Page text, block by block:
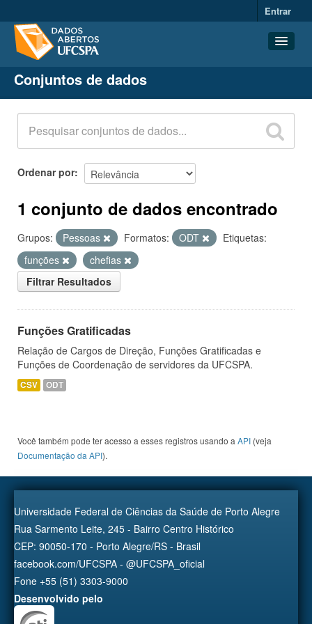
Entrar
Conjuntos de dados
Organizações
Grupos
Sobre
Conjuntos de dados
Ordenar por
1 conjunto de dados encontrado
Grupos: Pessoas Formatos: ODT
Etiquetas:
funções
chefias
Filtrar Resultados
Funções Gratificadas
Relação de Cargos de Direção, Funções Gratificadas e
Funções de Coordenação de servidores da UFCSPA.
CSV ODT
Você também pode ter acesso a esses registros usando a API (veja
Documentação da API).
Universidade Federal de Ciências da Saúde de Porto Alegre
Rua Sarmento Leite, 245 - Bairro Centro Histórico
CEP: 90050-170 - Porto Alegre/RS - Brasil
facebook.com/UFCSPA - @UFCSPA_oficial
Fone +55 (51) 3303-9000
Desenvolvido pelo